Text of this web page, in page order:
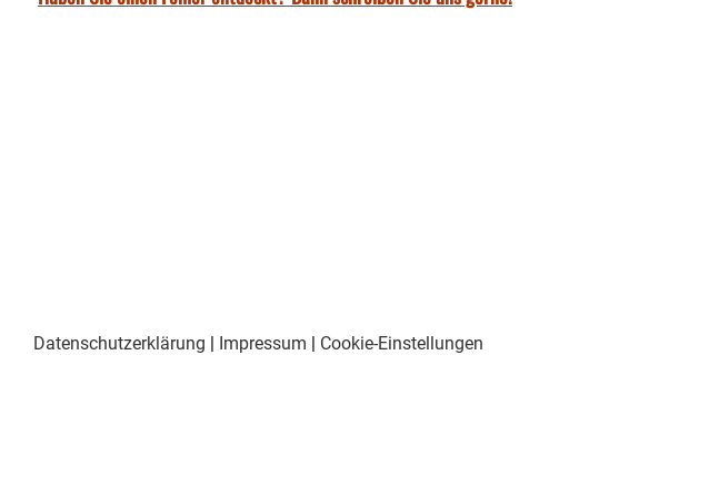
Datenschutzerklärung | Impressum | Cookie-Einstellungen